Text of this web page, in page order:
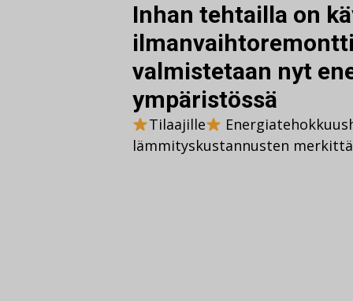
Inhan tehtailla on
valmistetaan nyt
ympäristössä
Tilaajille
lämmityskustannusten